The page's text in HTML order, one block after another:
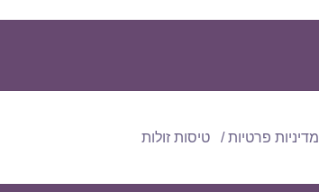
מדיניות פרטיות טיסות זולות